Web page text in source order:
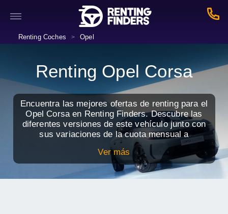
Renting Coches > Opel
Renting Opel Corsa
Encuentra las mejores ofertas de renting para el
Opel Corsa en Renting Finders. Descubre las
diferentes versiones de este vehículo junto con
sus variaciones de la cuota mensual a
continuación y estrena coche nuevo con todos
los servicios incluidos.
Ver más